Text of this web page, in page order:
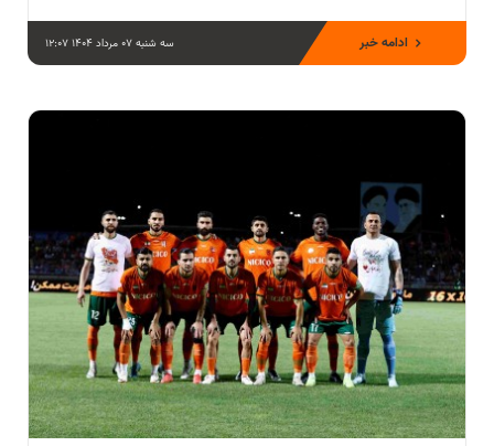
سه شنبه 07 مرداد 1404 12:07 ادامه خبر